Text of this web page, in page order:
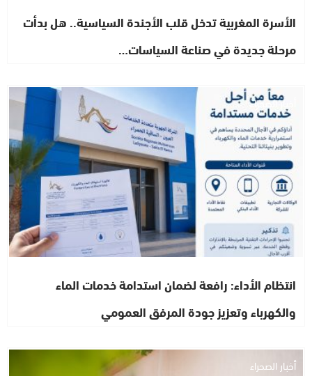
الأسرة المغربية تدخل قلب الأجندة السياسية.. هل بدأت
مرحلة جديدة في صناعة السياسات…
أخبار الصحراء
انتظام الأداء: رافعة لضمان استدامة خدمات الماء
والكهرباء وتعزيز جودة المرفق العمومي
أخبار الصحراء